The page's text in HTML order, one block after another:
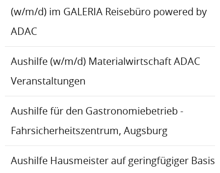
(w/m/d) im GALERIA Reisebüro powered by
ADAC
Aushilfe (w/m/d) Materialwirtschaft ADAC
Veranstaltungen
Aushilfe für den Gastronomiebetrieb -
Fahrsicherheitszentrum, Augsburg
Aushilfe Hausmeister auf geringfügiger Basis